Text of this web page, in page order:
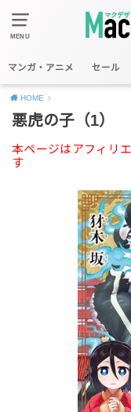
MENU
マンガ・アニメ セール
HOME
悪虎の子（1）
本ページはアフィリ
す